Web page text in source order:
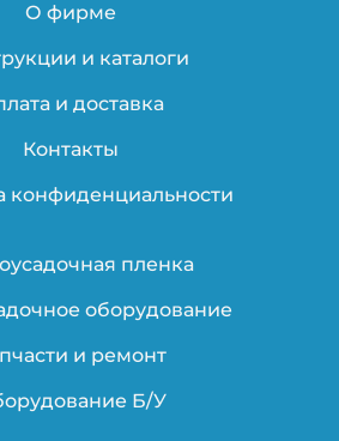
О фирме
и каталоги
и доставка
Контакты
конфиденциальности
пленка
оборудование
и ремонт
Б/У